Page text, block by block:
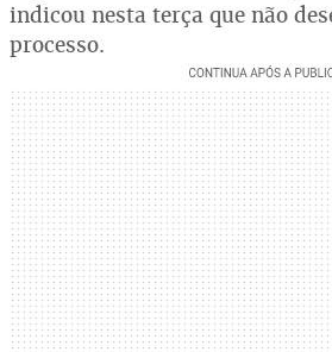
indicou nesta terça que não
processo.